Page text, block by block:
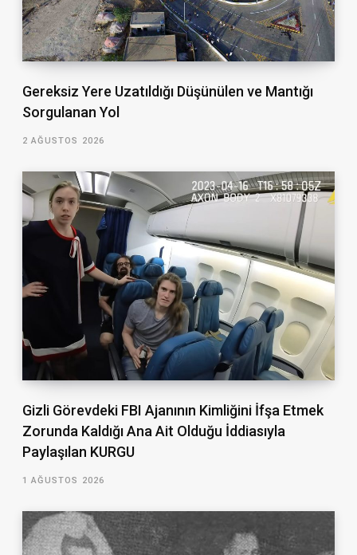
Gereksiz Yere Uzatıldığı Düşünülen ve Mantığı
Sorgulanan Yol
2 AĞUSTOS 2026
Gizli Görevdeki FBI Ajanının Kimliğini İfşa Etmek
Zorunda Kaldığı Ana Ait Olduğu İddiasıyla
Paylaşılan KURGU
1 AĞUSTOS 2026